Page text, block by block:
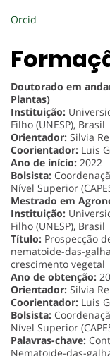
Orcid
Doutorado em
Plantas)
Instituição:
Filho (UNESP), Brasil
Orientador: Silvia
Coorientador: Luis
Ano de início: 2022
Bolsista:
Nível Superior
Mestrado em
Instituição:
Filho (UNESP), Brasil
Título: Prospecção
nematoide-das-
crescimento vegetal
Ano de obtenção:
Orientador: Silvia
Coorientador: Luis
Bolsista:
Nível Superior
Palavras-chave:
Nematoide-das-